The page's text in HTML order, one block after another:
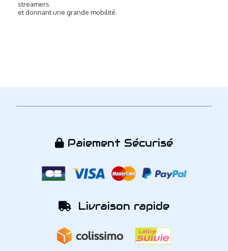
streamers
et donnant une grande mobilité.
 Paiement Sécurisé
 Livraison rapide